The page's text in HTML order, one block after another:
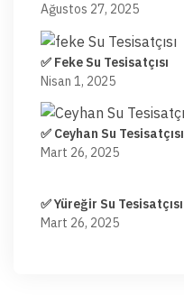
Ağustos 27, 2025
✅ Feke Su Tesisatçısı
Nisan 1, 2025
✅ Ceyhan Su Tesisatçısı
Mart 26, 2025
✅ Yüreğir Su Tesisatçısı
Mart 26, 2025